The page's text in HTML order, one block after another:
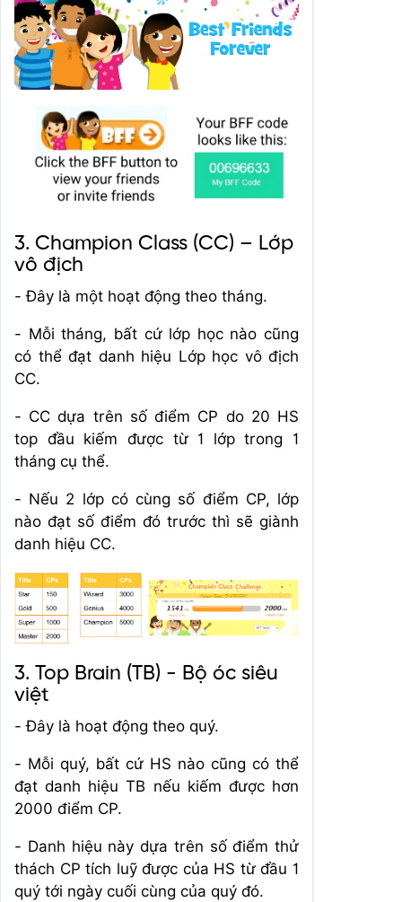
3. Champion Class (CC) – Lớp
vô địch
- Đây là một hoạt động theo tháng.
- Mỗi tháng, bất cứ lớp học nào cũng
có thể đạt danh hiệu Lớp học vô địch
CC.
- CC dựa trên số điểm CP do 20 HS
top đầu kiếm được từ 1 lớp trong 1
tháng cụ thể.
- Nếu 2 lớp có cùng số điểm CP, lớp
nào đạt số điểm đó trước thì sẽ giành
danh hiệu CC.
3. Top Brain (TB) - Bộ óc siêu
việt
- Đây là hoạt động theo quý.
- Mỗi quý, bất cứ HS nào cũng có thể
đạt danh hiệu TB nếu kiếm được hơn
2000 điểm CP.
- Danh hiệu này dựa trên số điểm thử
thách CP tích luỹ được của HS từ đầu 1
quý tới ngày cuối cùng của quý đó.